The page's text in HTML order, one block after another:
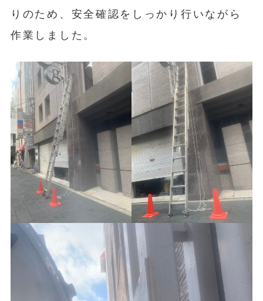
りのため、安全確認をしっかり行いながら
作業しました。